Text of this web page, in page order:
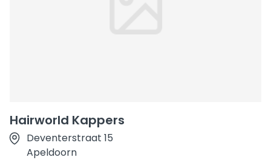
Hairworld Kappers
Deventerstraat 15
Apeldoorn